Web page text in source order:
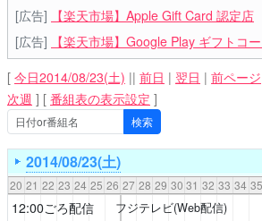
[広告]
【楽天市場】Apple Gift Card 認定店
[広告]
【楽天市場】Google Play ギフトコ
[ 今日2014/08/23(土) || 前日 | 翌日 | 前ページ
次週 ] [ 番組表の表示設定 ]
2014/08/23(土)
20 21 22 23 24 25 26 27 28 29 30 31 32 33 34 35
12:00ごろ配信 フジテレビ(Web配信)